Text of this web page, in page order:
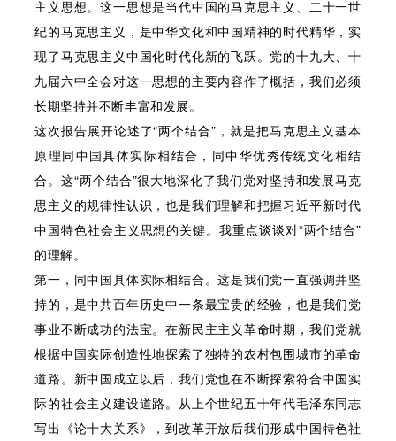
主义思想。这一思想是当代中国的马克思主义、二十一世
纪的马克思主义，是中华文化和中国精神的时代精华，实
现了马克思主义中国化时代化新的飞跃。党的十九大、十
九届六中全会对这一思想的主要内容作了概括，我们必须
长期坚持并不断丰富和发展。
这次报告展开论述了“两个结合”，就是把马克思主义基本
原理同中国具体实际相结合，同中华优秀传统文化相结
合。这“两个结合”很大地深化了我们党对坚持和发展马克
思主义的规律性认识，也是我们理解和把握习近平新时代
中国特色社会主义思想的关键。我重点谈谈对“两个结合”
的理解。
第一，同中国具体实际相结合。这是我们党一直强调并坚
持的，是中共百年历史中一条最宝贵的经验，也是我们党
事业不断成功的法宝。在新民主主义革命时期，我们党就
根据中国实际创造性地探索了独特的农村包围城市的革命
道路。新中国成立以后，我们党也在不断探索符合中国实
际的社会主义建设道路。从上个世纪五十年代毛泽东同志
写出《论十大关系》，到改革开放后我们形成中国特色社